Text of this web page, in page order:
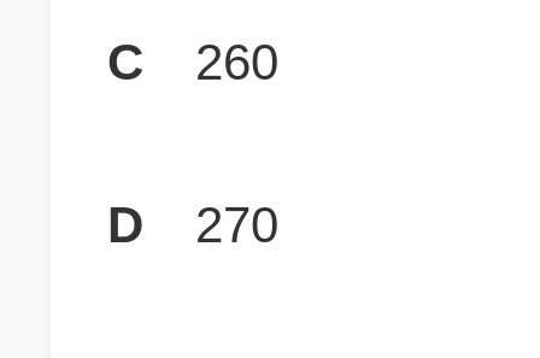
C 260
D 270